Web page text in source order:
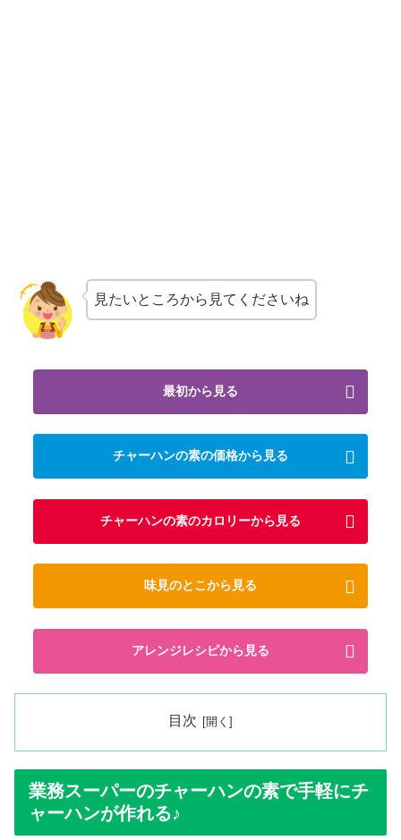
見たいところから見てくださいね
最初から見る
チャーハンの素の価格から見る
チャーハンの素のカロリーから見る
味見のとこから見る
アレンジレシピから見る
目次
業務スーパーのチャーハンの素で手軽にチ
ャーハンが作れる♪